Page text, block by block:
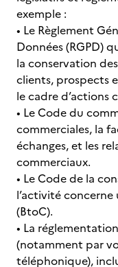
exemple :
• Le Règlement
Données (RGPD)
la conservation
clients, prospects
le cadre d’actions
• Le Code du
commerciales, la
échanges, et les
commerciaux.
• Le Code de la
l’activité
(BtoC).
• La
(notamment par
téléphonique),